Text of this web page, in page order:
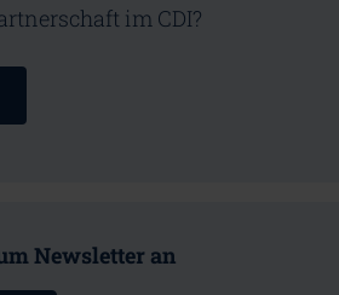
im CDI?
Newsletter an